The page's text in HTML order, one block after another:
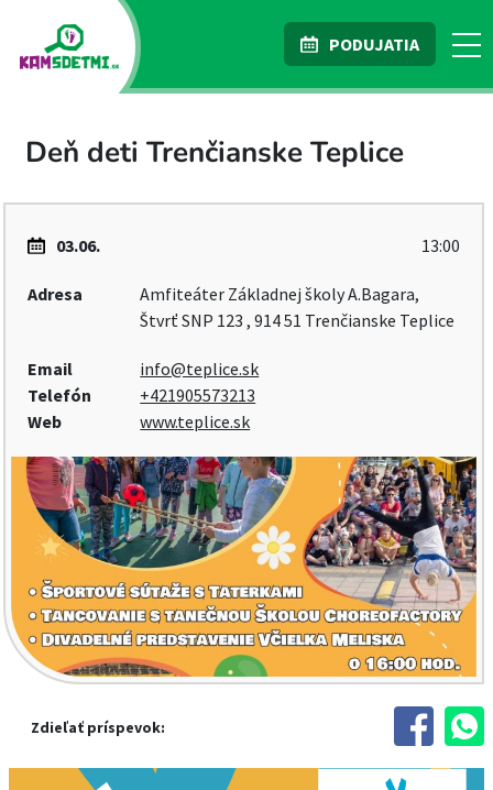
PODUJATIA
Deň deti Trenčianske Teplice
03.06. 13:00
Adresa
Amfiteáter Základnej školy A.Bagara,
Štvrť SNP 123 , 914 51 Trenčianske Teplice
Email
info@teplice.sk
Telefón
+421905573213
Web
www.teplice.sk
Zdieľať príspevok: